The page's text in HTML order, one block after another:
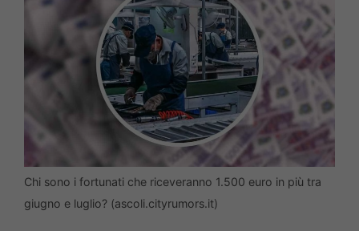
Chi sono i fortunati che riceveranno 1.500 euro in più tra
giugno e luglio? (ascoli.cityrumors.it)